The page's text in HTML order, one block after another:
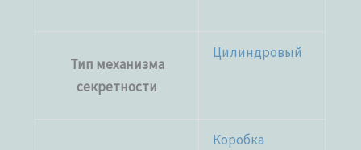
Тип механизма
секретности
Цилиндровый
Коробка